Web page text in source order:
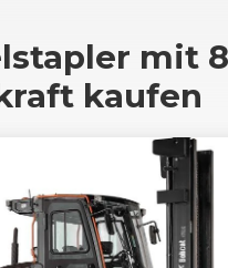
mit
kau­fen